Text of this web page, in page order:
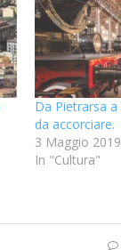
Da Pietrarsa
da accorciare.
3 Maggio 2019
In "Cultura"